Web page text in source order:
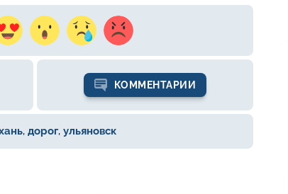
КОММЕНТАРИИ
, дорог, ульяновск